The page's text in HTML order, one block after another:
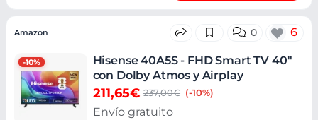
-10%
Amazon 0 6
Hisense 40A5S - FHD Smart TV 40"
con Dolby Atmos y Airplay
211,65€ 237,00€ (-10%)
Envío gratuito